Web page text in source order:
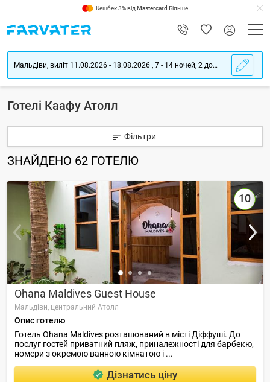
Кешбек 3% від Mastercard Більше
Мальдіви, виліт 11.08.2026 - 18.08.2026 , 7 - 14 ночей, 2 дорослих
Готелі Каафу Атолл
Фільтри
ЗНАЙДЕНО 62 ГОТЕЛЮ
10
Ohana Maldives Guest House
Мальдіви, центральний Атолл
Опис готелю
Готель Ohana Maldives розташований в місті Діффуші. До
послуг гостей приватний пляж, приналежності для барбекю,
номери з окремою ванною кімнатою і ...
Дізнатись ціну